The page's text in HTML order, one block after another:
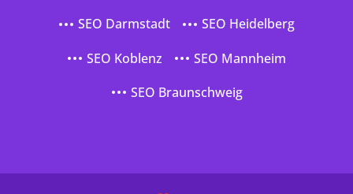
SEO Darmstadt
SEO Heidelberg
SEO Koblenz
SEO Mannheim
SEO Braunschweig